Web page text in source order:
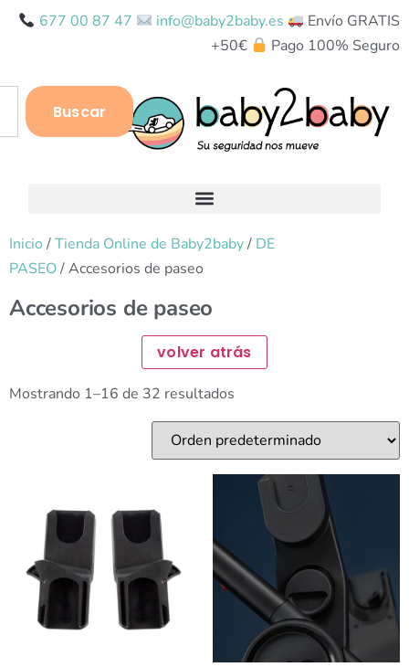
677 00 87 47 info@baby2baby.es
Envío GRATIS
+50€
Pago 100% Seguro
Buscar
Inicio /Tienda Online de Baby2baby/ DE
PASEO/ Accesorios de paseo
Accesorios de paseo
Mostrando 1–16 de 32 resultados